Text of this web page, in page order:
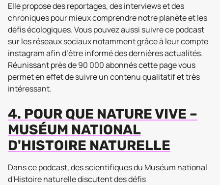
Elle propose des reportages, des interviews et des
chroniques pour mieux comprendre notre planète et les
défis écologiques. Vous pouvez aussi suivre ce podcast
sur les réseaux sociaux notamment grâce à leur compte
instagram afin d’être informé des dernières actualités.
Réunissant près de 90 000 abonnés cette page vous
permet en effet de suivre un contenu qualitatif et très
intéressant.
4. POUR QUE NATURE VIVE –
MUSÉUM NATIONAL
D'HISTOIRE NATURELLE
Dans ce podcast, des scientifiques du Muséum national
d'Histoire naturelle discutent des défis